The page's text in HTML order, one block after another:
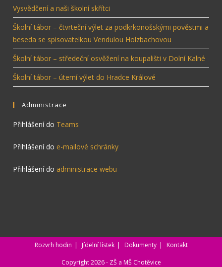
Vysvědčení a naši školní skřítci
Školní tábor – čtvrteční výlet za podkrkonošskými pověstmi a
beseda se spisovatelkou Vendulou Holzbachovou
Školní tábor – středeční osvěžení na koupališti v Dolní Kalné
Školní tábor – úterní výlet do Hradce Králové
Administrace
Přihlášení do Teams
Přihlášení do e-mailové schránky
Přihlášení do administrace webu
Rozvrh hodin Jídelní lístek Dokumenty Kontakt
Copyright 2026 - ZŠ a MŠ Chotěvice